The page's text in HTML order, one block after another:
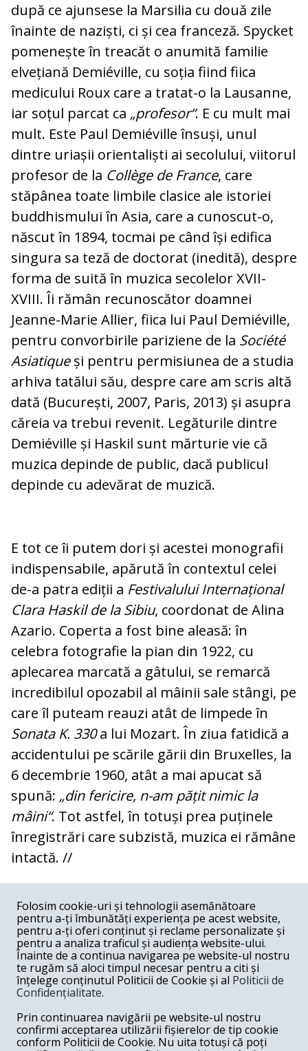
după ce ajunsese la Marsilia cu două zile
înainte de naziști, ci și cea franceză. Spy­cket
pomenește în treacăt o anu­mită familie
elvețiană Demiéville, cu so­ția fiind fiica
medicului Roux care a tra­tat-o la Lausanne,
iar soțul parcat ca „pro­fesor“. E cu mult mai
mult. Este Paul De­mié­ville însuși, unul
dintre uriașii orien­ta­liști ai secolului, viitorul
profesor de la Collège de France, care
stăpânea toate lim­bile clasice ale istoriei
buddhismului în Asia, care a cunoscut-o,
născut în 1894, tocmai pe când își edifica
singura sa teză de doctorat (inedită), despre
forma de sui­tă în muzica secolelor XVII-
XVIII. Îi ră­mân recunoscător doamnei
Jeanne-Marie Allier, fiica lui Paul Demiéville,
pentru con­vorbirile pariziene de la Société
Asia­tiqueși pentru permisiunea de a studia
ar­hiva tatălui său, despre care am scris altă
dată (București, 2007, Paris, 2013) și asu­pra
căreia va trebui revenit. Legăturile din­tre
Demiéville și Haskil sunt mărturie vie că
muzica depinde de public, dacă pu­blicul
depinde cu adevărat de muzică.
E tot ce îi putem dori și acestei monografii
indispensabile, apărută în contextul celei
de-a patra ediții a Festivalului Inter­na­țio­nal
Clara Haskil de la Sibiu, coordonat de Alina
Azario. Coperta a fost bine alea­să: în
celebra fotografie la pian din 1922, cu
aplecarea marcată a gâtului, se remarcă
incredibilul opozabil al mâinii sale stângi, pe
care îl puteam reauzi atât de limpede în
Sonata K. 330a lui Mozart. În ziua fa­ti­dică a
accidentului pe scările gării din Bruxelles, la
6 decembrie 1960, atât a mai apucat să
spună: „din fericire, n-am pățit nimic la
mâini“. Tot astfel, în totuși prea puținele
înregistrări care subzistă, muzica ei rămâne
intactă. //
COMENTARII
Nume
Email
Folosim cookie-uri și tehnologii asemănătoare
pentru a-ți îmbunătăți experiența pe acest website,
pentru a-ți oferi conținut și reclame personalizate și
pentru a analiza traficul și audiența website-ului.
Înainte de a continua navigarea pe website-ul nostru
te rugăm să aloci timpul necesar pentru a citi și
înțelege conținutul Politicii de Cookie și al Politicii de
Confidențialitate.
Prin continuarea navigării pe website-ul nostru
confirmi acceptarea utilizării fișierelor de tip cookie
conform Politicii de Cookie. Nu uita totuși că poți